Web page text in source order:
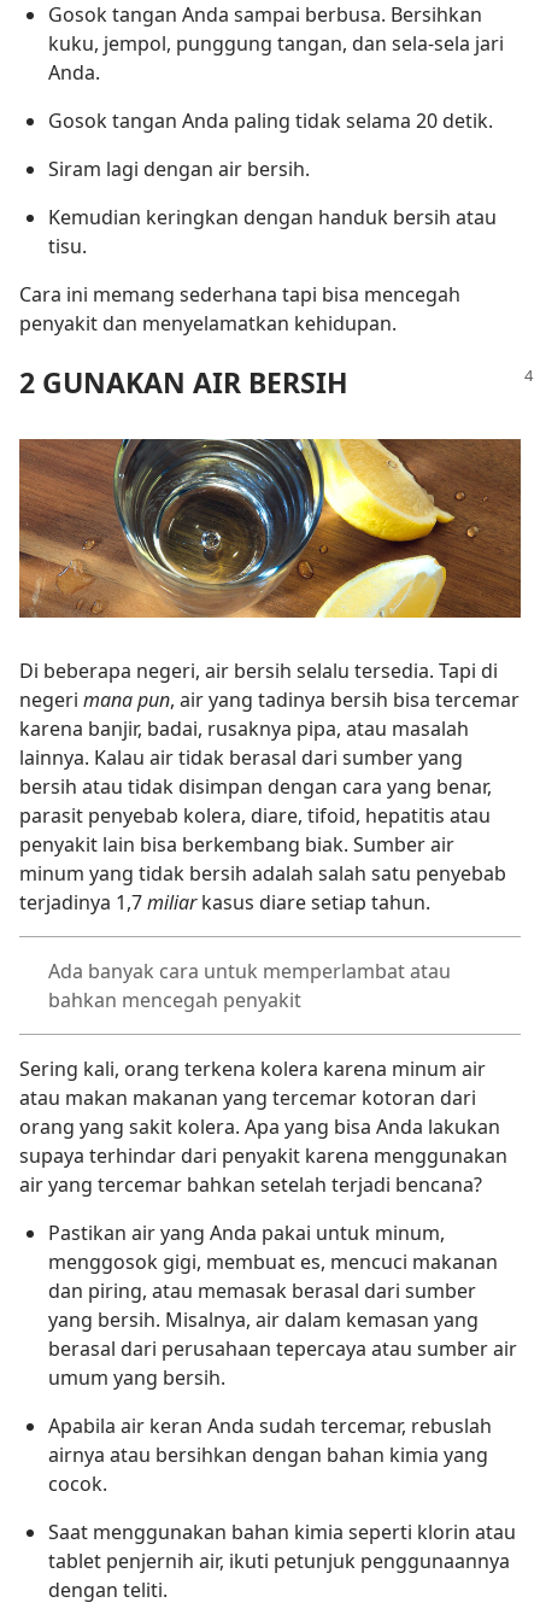
Gosok tangan Anda sampai berbusa. Bersihkan
kuku, jempol, punggung tangan, dan sela-sela jari
Anda.
Gosok tangan Anda paling tidak selama 20 detik.
Siram lagi dengan air bersih.
Kemudian keringkan dengan handuk bersih atau
tisu.
Cara ini memang sederhana tapi bisa mencegah
penyakit dan menyelamatkan kehidupan.
2 GUNAKAN AIR BERSIH
Di beberapa negeri, air bersih selalu tersedia. Tapi di
negeri mana pun, air yang tadinya bersih bisa tercemar
karena banjir, badai, rusaknya pipa, atau masalah
lainnya. Kalau air tidak berasal dari sumber yang
bersih atau tidak disimpan dengan cara yang benar,
parasit penyebab kolera, diare, tifoid, hepatitis atau
penyakit lain bisa berkembang biak. Sumber air
minum yang tidak bersih adalah salah satu penyebab
terjadinya 1,7miliarkasus diare setiap tahun.
Ada banyak cara untuk memperlambat atau
bahkan mencegah penyakit
Sering kali, orang terkena kolera karena minum air
atau makan makanan yang tercemar kotoran dari
orang yang sakit kolera. Apa yang bisa Anda lakukan
supaya terhindar dari penyakit karena menggunakan
air yang tercemar bahkan setelah terjadi bencana?
Pastikan air yang Anda pakai untuk minum,
menggosok gigi, membuat es, mencuci makanan
dan piring, atau memasak berasal dari sumber
yang bersih. Misalnya, air dalam kemasan yang
berasal dari perusahaan tepercaya atau sumber air
umum yang bersih.
Apabila air keran Anda sudah tercemar, rebuslah
airnya atau bersihkan dengan bahan kimia yang
cocok.
Saat menggunakan bahan kimia seperti klorin atau
tablet penjernih air, ikuti petunjuk penggunaannya
dengan teliti.